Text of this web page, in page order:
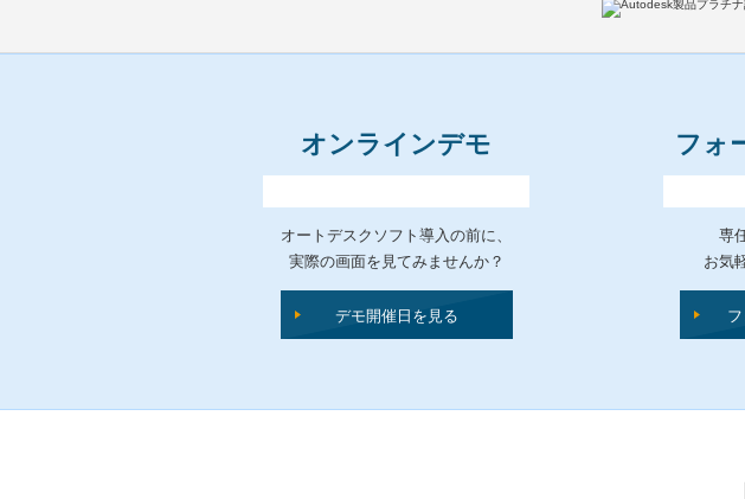
オンラインデモ
オートデスクソフト導入の前に、
実際の画面を見てみませんか？
デモ開催日を見る
フォ
専
お気